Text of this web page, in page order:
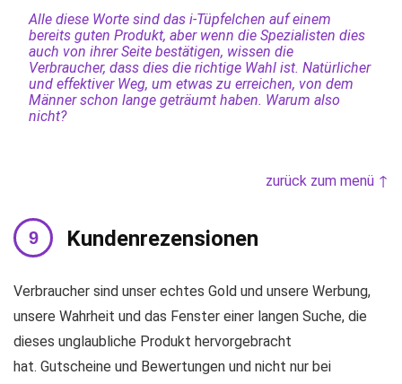
Alle diese Worte sind das i-Tüpfelchen auf einem
bereits guten Produkt, aber wenn die Spezialisten dies
auch von ihrer Seite bestätigen, wissen die
Verbraucher, dass dies die richtige Wahl ist. Natürlicher
und effektiver Weg, um etwas zu erreichen, von dem
Männer schon lange geträumt haben. Warum also
nicht?
zurück zum menü ↑
Kundenrezensionen
Verbraucher sind unser echtes Gold und unsere Werbung,
unsere Wahrheit und das Fenster einer langen Suche, die
dieses unglaubliche Produkt hervorgebracht
hat. Gutscheine und Bewertungen und nicht nur bei